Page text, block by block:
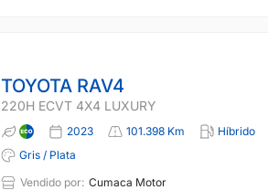
TOYOTA RAV4
220H ECVT 4X4 LUXURY
2023 101.398 Km Híbrido
Gris / Plata
Vendido por: Cumaca Motor